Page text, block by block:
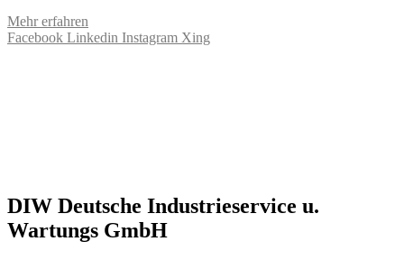
Mehr erfahren
Facebook Linkedin Instagram Xing
DIW Deutsche Industrieservice u.
Wartungs GmbH